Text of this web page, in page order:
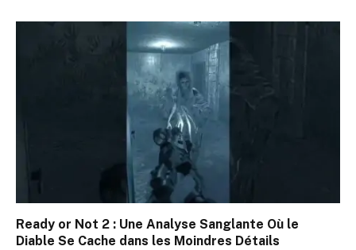
Ready or Not 2 : Une Analyse Sanglante Où le
Diable Se Cache dans les Moindres Détails